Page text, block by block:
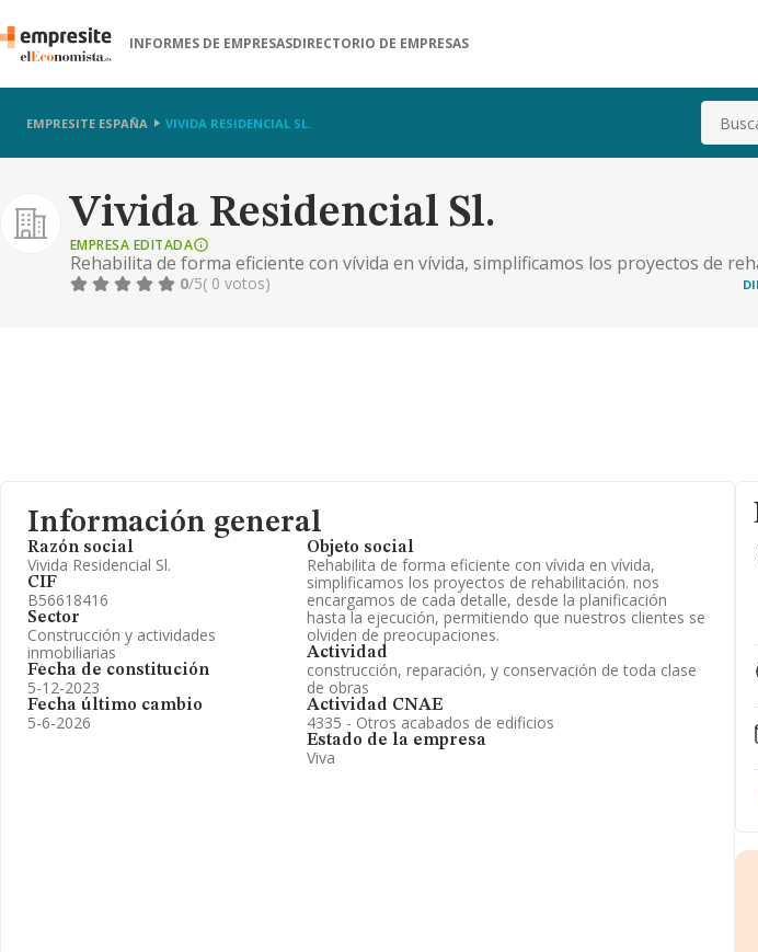
INFORMES DE EMPRESASDIRECTORIO DE EMPRESAS
EMPRESITE ESPAÑA VIVIDA RESIDENCIAL SL. Buscar
Vivida Residencial Sl.
EMPRESA EDITADA
Rehabilita de forma eficiente con vívida en vívida, simplificamos los proyectos de
encargamos de cada detalle, desde la planificación hasta la ejecución, permitiendo
0/5( 0 votos)
Información general
Razón social
Vivida Residencial Sl.
CIF
B56618416
Sector
Construcción y actividades
inmobiliarias
Fecha de constitución
5-12-2023
Fecha último cambio
5-6-2026
Objeto social
Rehabilita de forma eficiente con vívida en vívida,
simplificamos los proyectos de rehabilitación. nos
encargamos de cada detalle, desde la planificación
hasta la ejecución, permitiendo que nuestros clientes se
olviden de preocupaciones.
Actividad
construcción, reparación, y conservación de toda clase
de obras
Actividad CNAE
4335 - Otros acabados de edificios
Estado de la empresa
Viva